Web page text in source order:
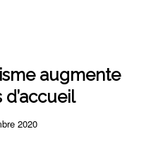
augmente
2020